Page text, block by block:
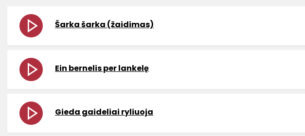
Šarka šarka (žaidimas)
Ein bernelis per lankelę
Gieda gaideliai ryliuoja